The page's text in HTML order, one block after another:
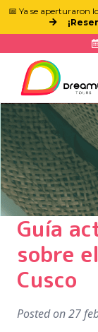
📅 Ya se aperturaron
Guía
sobre
Cusco
Posted on27